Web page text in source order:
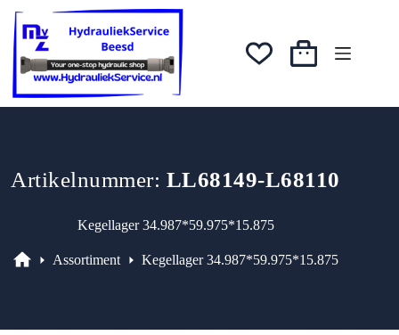
naar
inhoud
was:
€37,63.
€33,87.
Winkelwagen
Artikelnummer: LL68149-L68110
Kegellager 34.987*59.975*15.875
Assortiment Kegellager 34.987*59.975*15.875